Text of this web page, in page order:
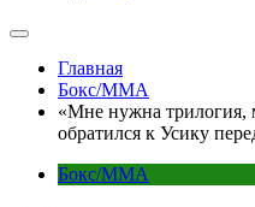
Главная
Бокс/MMA
«Мне нужна
обратился к Усику
Бокс/MMA